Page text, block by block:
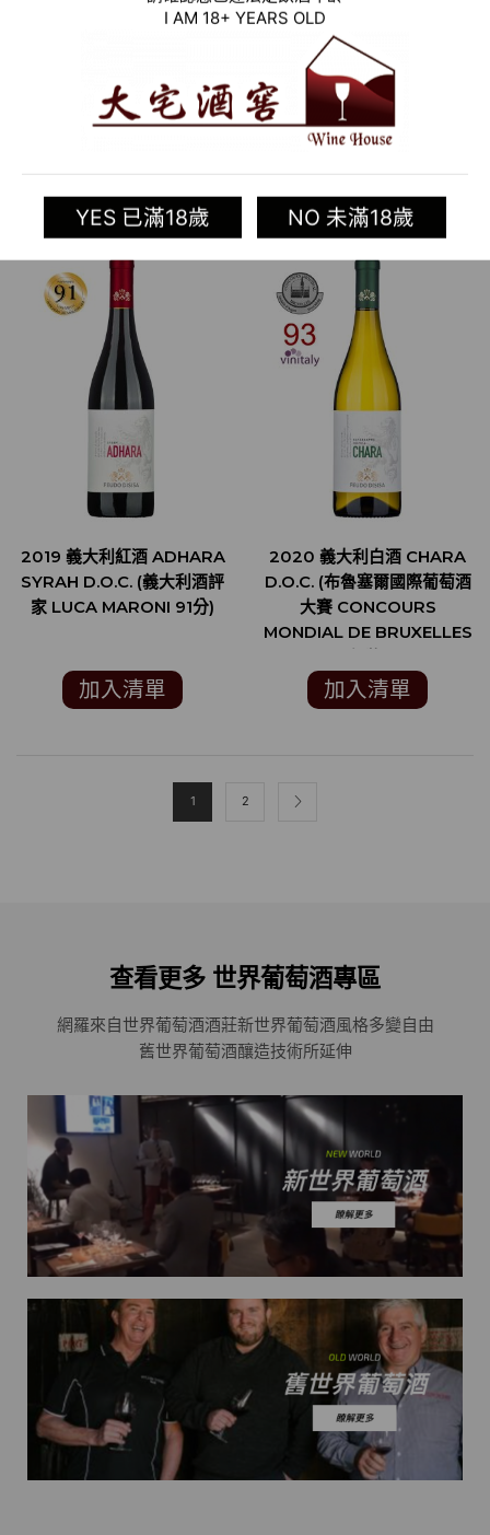
I AM 18+ YEARS OLD
YES 已滿18歲 NO 未滿18歲
魯塞爾國際葡萄酒大賽
CONCOURS MONDIAL DE
2019 義大利白酒 TERRA
DELLE FATE SICILIA
D.O.C. (侍酒師葡萄酒大獎賽
SOMMELIER WINE
AWARDS 銅牌)
2019 義大利紅酒 ADHARA
SYRAH D.O.C. (義大利酒評
家 LUCA MARONI 91分)
加入清單
2020 義大利白酒 CHARA
D.O.C. (布魯塞爾國際葡萄酒
大賽 CONCOURS
MONDIAL DE BRUXELLES
加入清單
1 2
查看更多 世界葡萄酒專區
網羅來自世界葡萄酒酒莊新世界葡萄酒風格多變自由
舊世界葡萄酒釀造技術所延伸